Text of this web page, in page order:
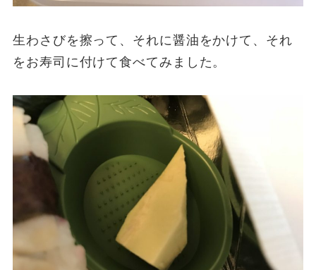
生わさびを擦って、それに醤油をかけて、それ
をお寿司に付けて食べてみました。